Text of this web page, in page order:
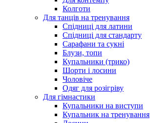
Колготи
Для танців на тренування
Спідниці для латини
Спідниці для стандарту
Сарафани та сукні
Блузи, топи
Купальники (трико)
Шорти і лосини
Чоловіче
Одяг для розігріву
Для гімнастики
Купальники на виступи
Купальник на тренування